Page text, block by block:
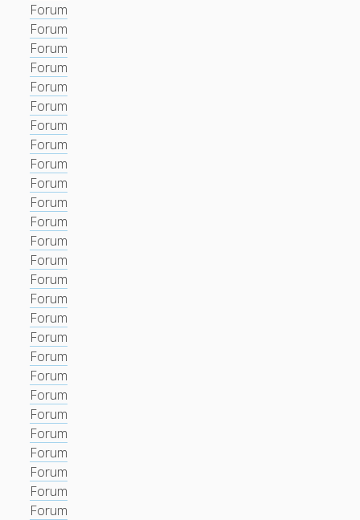
Forum
Forum
Forum
Forum
Forum
Forum
Forum
Forum
Forum
Forum
Forum
Forum
Forum
Forum
Forum
Forum
Forum
Forum
Forum
Forum
Forum
Forum
Forum
Forum
Forum
Forum
Forum